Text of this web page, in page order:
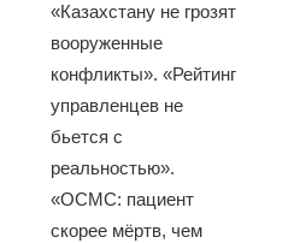
«Казахстану не грозят
вооруженные
конфликты». «Рейтинг
управленцев не
бьется с
реальностью».
«ОСМС: пациент
скорее мёртв, чем